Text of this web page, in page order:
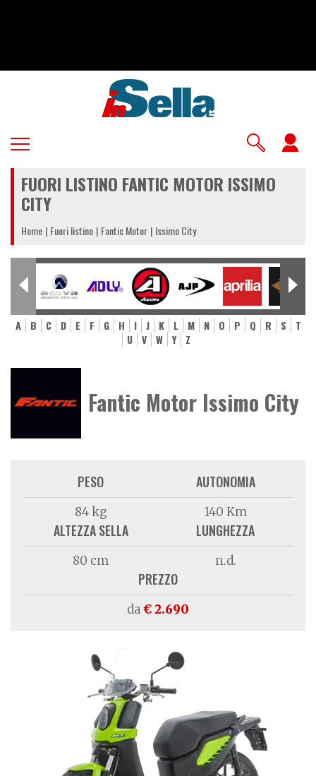
FUORI LISTINO FANTIC MOTOR ISSIMO
CITY
Home Fuori listino Fantic Motor Issimo City
A B C D E F G H I J K L M N O P Q R S
T
U
V W Y Z
Fantic Motor Issimo City
PESO
84 kg
AUTONOMIA
140 Km
ALTEZZA SELLA
80 cm
LUNGHEZZA
n.d.
PREZZO
da€ 2.690